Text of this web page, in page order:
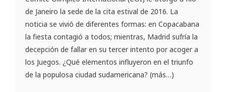
de Janeiro la sede de la cita estival de 2016. La
noticia se vivió de diferentes formas: en Copacabana
la fiesta contagió a todos; mientras, Madrid sufría la
decepción de fallar en su tercer intento por acoger a
los Juegos. ¿Qué elementos influyeron en el triunfo
de la populosa ciudad sudamericana? (más…)